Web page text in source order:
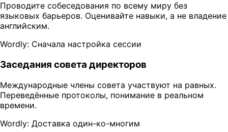
Проводите собеседования по всему миру без
языковых барьеров. Оценивайте навыки, а не владение
английским.
Wordly: Сначала настройка сессии
Заседания совета директоров
Международные члены совета участвуют на равных.
Переведённые протоколы, понимание в реальном
времени.
Wordly: Доставка один-ко-многим